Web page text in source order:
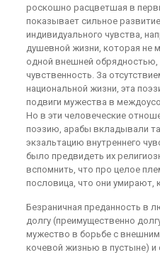
роскошно расцветшая в
показывает сильное
индивидуального чувства,
душевной жизни, которая не
одной внешней
чувственность. За
национальной жизни, эта
подвиги мужества в
Но в эти человеческие
поэзию, арабы вкладывали
экзальтацию внутреннего
было предвидеть их
вспомнить, что про целое
пословица, что они умирают,
Безраничная преданность в
долгу (преимущественно
мужество в борьбе с
кочевой жизнью в пустыне)